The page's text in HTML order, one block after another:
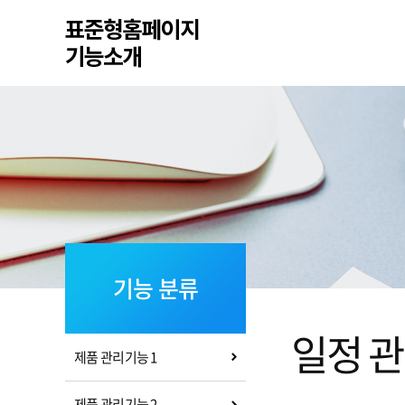
기능 분류
제품 관리기능 1 일정